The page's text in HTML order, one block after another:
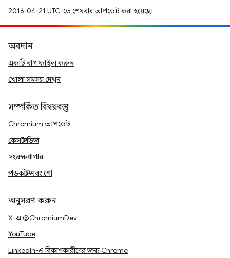
2016-04-21 UTC-তে শেষবার আপডেট করা হয়েছে।
অবদান
একটি বাগ ফাইল করুন
খোলা সমস্যা দেখুন
সম্পর্কিত বিষয়বস্তু
Chromium আপডেট
কেস স্টাডিজ
সংরক্ষণাগার
পডকাস্ট এবং শো
অনুসরণ করুন
X-এ @ChromiumDev
YouTube
LinkedIn-এ বিকাশকারীদের জন্য Chrome